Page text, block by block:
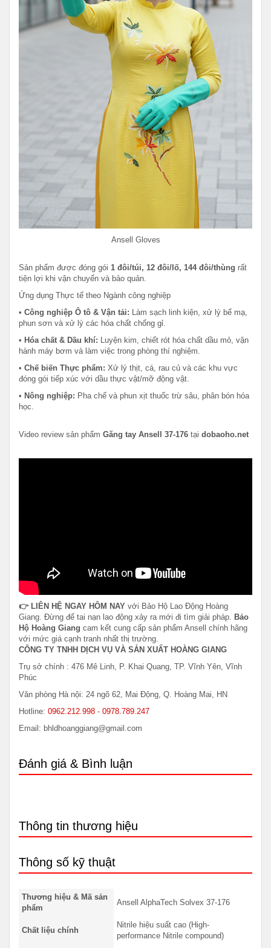
Ansell Gloves
Sản phẩm được đóng gói 1 đôi/túi, 12 đôi/lố, 144 đôi/thùng rất
tiện lợi khi vận chuyển và bảo quản.
Ứng dụng Thực tế theo Ngành công nghiệp
• Công nghiệp Ô tô & Vận tải: Làm sạch linh kiện, xử lý bể mạ,
phun sơn và xử lý các hóa chất chống gỉ.
• Hóa chất & Dầu khí: Luyện kim, chiết rót hóa chất dầu mỏ, vận
hành máy bơm và làm việc trong phòng thí nghiệm.
• Chế biến Thực phẩm: Xử lý thịt, cá, rau củ và các khu vực
đóng gói tiếp xúc với dầu thực vật/mỡ động vật.
• Nông nghiệp: Pha chế và phun xịt thuốc trừ sâu, phân bón hóa
học.
Video review sản phẩm Găng tay Ansell 37-176 tại dobaoho.net
👉 LIÊN HỆ NGAY HÔM NAY với Bảo Hộ Lao Động Hoàng
Giang. Đừng để tai nạn lao động xảy ra mới đi tìm giải pháp.
Bảo
Hộ Hoàng Giang cam kết cung cấp sản phẩm Ansell chính hãng
với mức giá cạnh tranh nhất thị trường.
CÔNG TY TNHH DỊCH VỤ VÀ SẢN XUẤT HOÀNG GIANG
Trụ sở chính : 476 Mê Linh, P. Khai Quang, TP. Vĩnh Yên, Vĩnh
Phúc
Văn phòng Hà nội: 24 ngõ 62, Mai Động, Q. Hoàng Mai, HN
Hotline: 0962.212.998 - 0978.789.247
Email: bhldhoanggiang@gmail.com
Đánh giá & Bình luận
Thông tin thương hiệu
Thông số kỹ thuật
Thương hiệu & Mã sản
phẩm
Ansell AlphaTech Solvex 37-176
Chất liệu chính
Nitrile hiệu suất cao (High-
performance Nitrile compound)